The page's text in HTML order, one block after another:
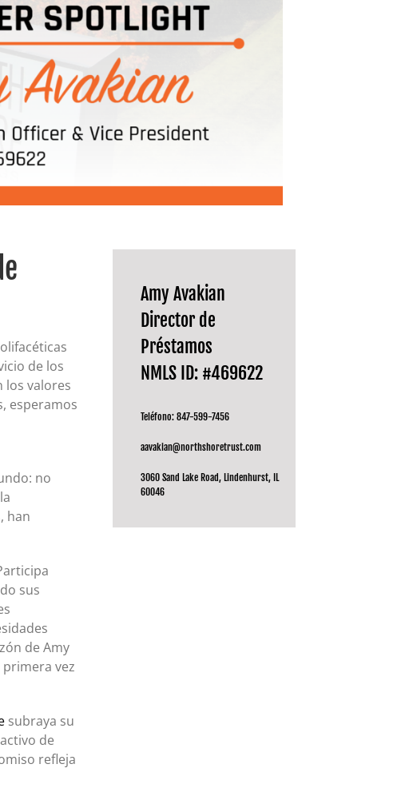
Tarjeta MasterCard y Visa Preferred Points
(Empresas)
Comisiones para todos los productos de tarjeta
de los
los valores
esperamos
no
han
sus
de Amy
vez
subraya su
de
refleja
Amy Avakian
Director de
Préstamos
NMLS ID: #469622
Teléfono: 847-599-7456
aavakian@northshoretrust.com
3060 Sand Lake Road, Lindenhurst, IL
60046